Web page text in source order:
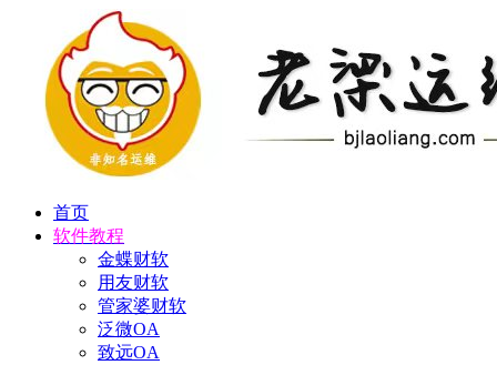
首页
软件教程
金蝶财软
用友财软
管家婆财软
泛微OA
致远OA